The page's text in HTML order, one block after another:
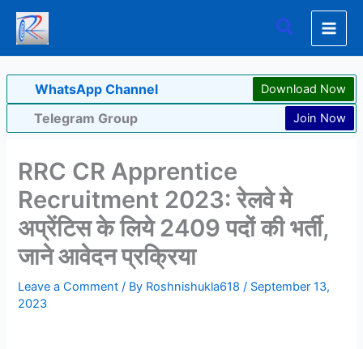
Skip
content
Search
WhatsApp Channel Download Now
Telegram Group Join Now
RRC CR Apprentice
Recruitment 2023: रेलवे मे
अप्रेंटिस के लिये 2409 पदों की भर्ती,
जाने आवेदन प्रक्रिया
Leave a Comment / By Roshnishukla618/ September 13,
2023